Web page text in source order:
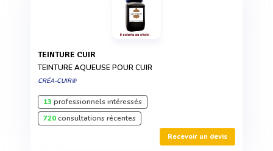
TEINTURE CUIR
TEINTURE AQUEUSE POUR CUIR
CRÉA-CUIR®
13 professionnels intéressés
720consultations récentes
Recevoir un devis